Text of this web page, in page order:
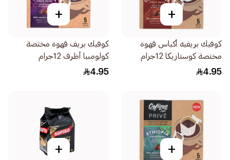
+
كوفيك بريفيه أكياس قهوة
مختصة كوستاريكا 12جرام
4.95
+
كوفيك بريف قهوة مختصة
كولومبيا أظرف 12جرام
4.95
+
+